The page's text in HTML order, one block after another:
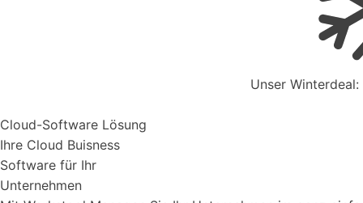
Organisiere deine Aufträge in Überischtlichen Projekten
Support & Hilfe
Unser
Cloud-Software Lösung
Ihre Cloud Buisness
Software für Ihr
Unternehmen